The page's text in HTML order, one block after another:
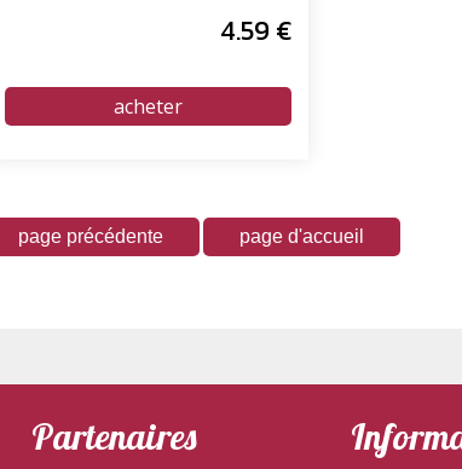
4.59 €
Partenaires